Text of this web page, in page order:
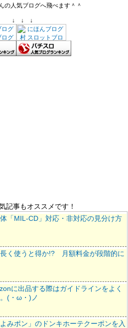
の人気ブログへ飛べます＾＾
↓ ↓ ↓
記事もオススメです！
「MIL-CD」対応・非対応の見分け方
長く使うと得か!? 月額料金が段階的に
に出品する際はガイドラインをよく
(・ω・)ノ
みポン」のドンキホーテクーポンを入